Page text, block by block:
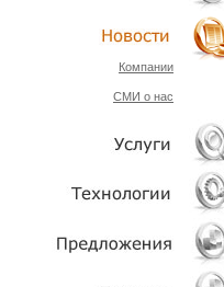
О КОМПАНИИ
НОВОСТИ
Компании
СМИ о нас
УСЛУГИ
ТЕХНОЛОГИИ